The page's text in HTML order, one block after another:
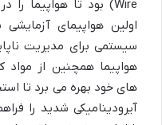
اولین هواپیمای
سیستمی برای مدیریت
هواپیما همچنین از مواد
های خود بهره می برد تا